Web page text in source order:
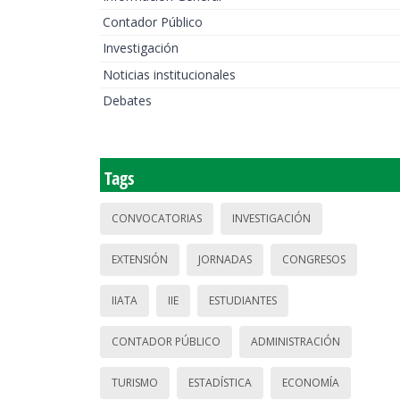
Contador Público
Investigación
Noticias institucionales
Debates
Tags
CONVOCATORIAS INVESTIGACIÓN
EXTENSIÓN JORNADAS CONGRESOS
IIATA IIE ESTUDIANTES
CONTADOR PÚBLICO ADMINISTRACIÓN
TURISMO ESTADÍSTICA ECONOMÍA